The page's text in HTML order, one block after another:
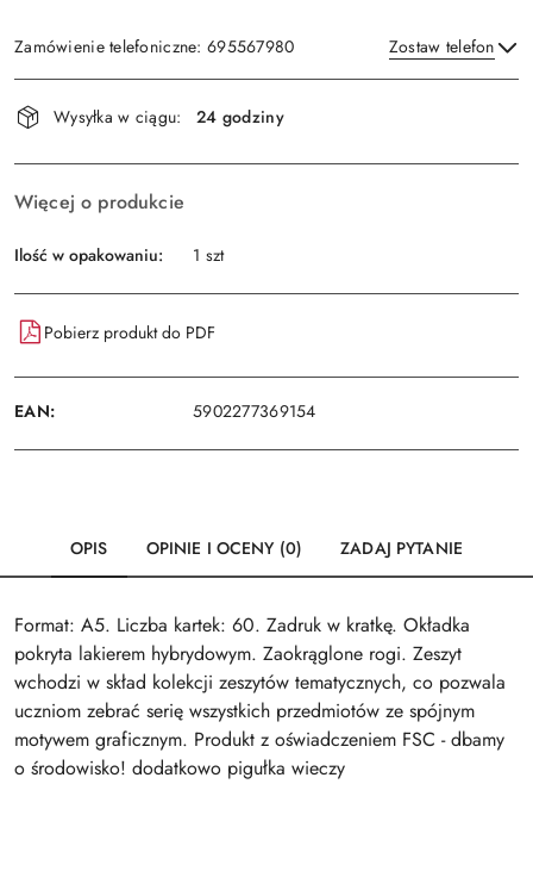
Zamówienie telefoniczne: 695567980 Zostaw telefon
Dostępność
i
dostawa
Wysyłka w ciągu: 24 godziny
Więcej o produkcie
Ilość w opakowaniu: 1 szt
Pobierz produkt do PDF
EAN: 5902277369154
OPIS OPINIE I OCENY (0) ZADAJ PYTANIE
Format: A5. Liczba kartek: 60. Zadruk w kratkę. Okładka
pokryta lakierem hybrydowym. Zaokrąglone rogi. Zeszyt
wchodzi w skład kolekcji zeszytów tematycznych, co pozwala
uczniom zebrać serię wszystkich przedmiotów ze spójnym
motywem graficznym. Produkt z oświadczeniem FSC - dbamy
o środowisko! dodatkowo pigułka wieczy